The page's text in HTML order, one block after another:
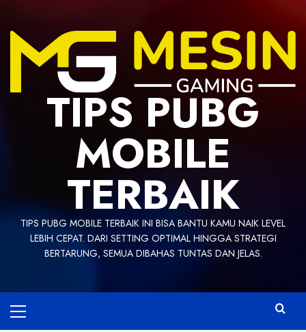
content
TIPS PUBG
MOBILE
TERBAIK
TIPS PUBG MOBILE TERBAIK INI BISA BANTU KAMU NAIK LEVEL
LEBIH CEPAT. DARI SETTING OPTIMAL HINGGA STRATEGI
BERTARUNG, SEMUA DIBAHAS TUNTAS DAN JELAS.
Menu